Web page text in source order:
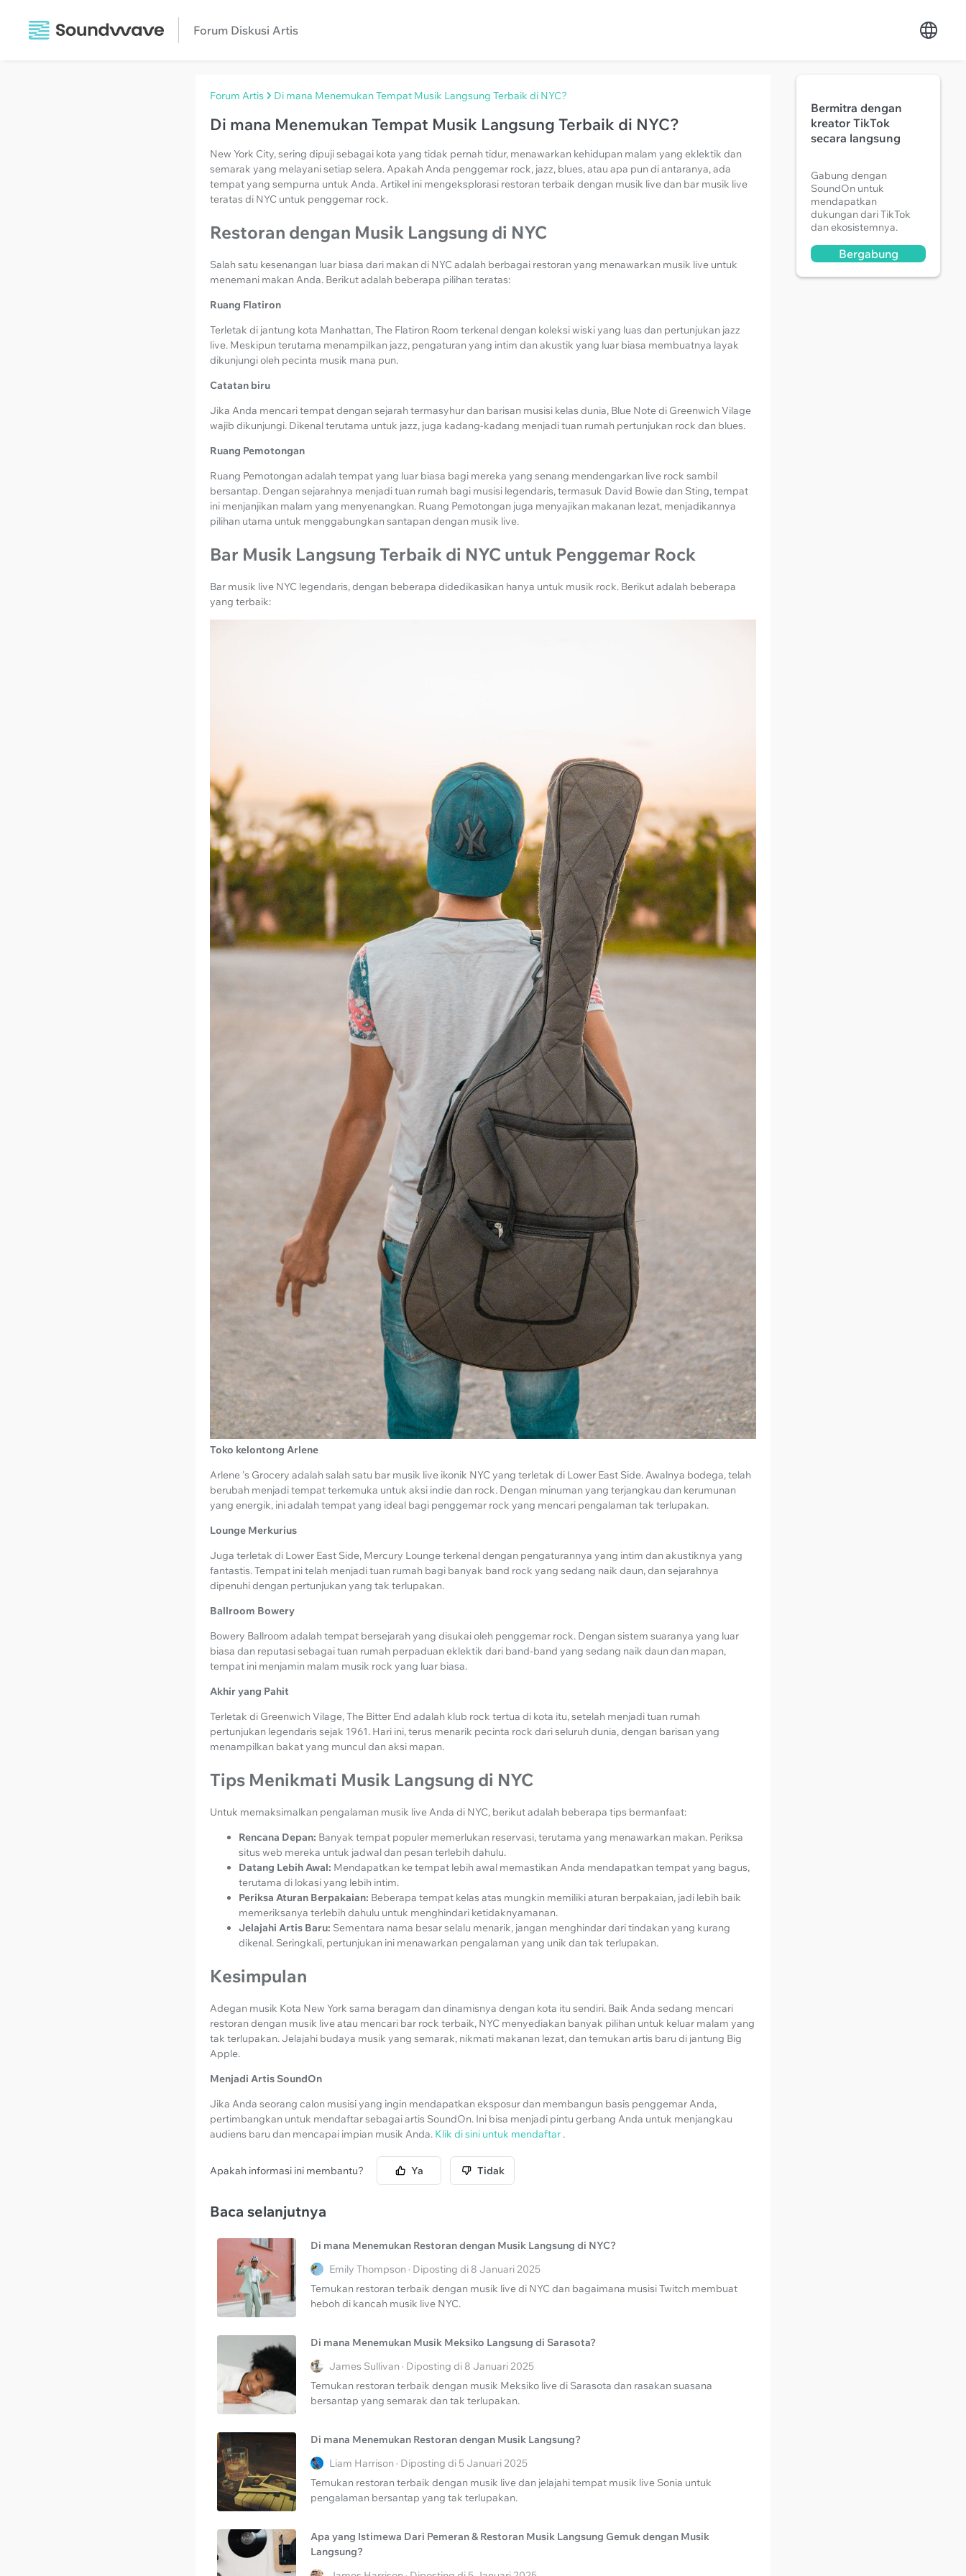
Forum Diskusi Artis
Forum Artis Di mana Menemukan Tempat Musik Langsung Terbaik di NYC?
Di mana Menemukan Tempat Musik Langsung Terbaik di NYC?
New York City, sering dipuji sebagai kota yang tidak pernah tidur, menawarkan kehidupan malam yang eklektik dan
semarak yang melayani setiap selera. Apakah Anda penggemar rock, jazz, blues, atau apa pun di antaranya, ada
tempat yang sempurna untuk Anda. Artikel ini mengeksplorasi restoran terbaik dengan musik live dan bar musik live
teratas di NYC untuk penggemar rock.
Restoran dengan Musik Langsung di NYC
Salah satu kesenangan luar biasa dari makan di NYC adalah berbagai restoran yang menawarkan musik live untuk
menemani makan Anda. Berikut adalah beberapa pilihan teratas:
Ruang Flatiron
Terletak di jantung kota Manhattan, The Flatiron Room terkenal dengan koleksi wiski yang luas dan pertunjukan jazz
live. Meskipun terutama menampilkan jazz, pengaturan yang intim dan akustik yang luar biasa membuatnya layak
dikunjungi oleh pecinta musik mana pun.
Catatan biru
Jika Anda mencari tempat dengan sejarah termasyhur dan barisan musisi kelas dunia, Blue Note di Greenwich Vilage
wajib dikunjungi. Dikenal terutama untuk jazz, juga kadang-kadang menjadi tuan rumah pertunjukan rock dan blues.
Ruang Pemotongan
Ruang Pemotongan adalah tempat yang luar biasa bagi mereka yang senang mendengarkan live rock sambil
bersantap. Dengan sejarahnya menjadi tuan rumah bagi musisi legendaris, termasuk David Bowie dan Sting, tempat
ini menjanjikan malam yang menyenangkan. Ruang Pemotongan juga menyajikan makanan lezat, menjadikannya
pilihan utama untuk menggabungkan santapan dengan musik live.
Bar Musik Langsung Terbaik di NYC untuk Penggemar Rock
Bar musik live NYC legendaris, dengan beberapa didedikasikan hanya untuk musik rock. Berikut adalah beberapa
yang terbaik:
Toko kelontong Arlene
Arlene 's Grocery adalah salah satu bar musik live ikonik NYC yang terletak di Lower East Side. Awalnya bodega, telah
berubah menjadi tempat terkemuka untuk aksi indie dan rock. Dengan minuman yang terjangkau dan kerumunan
yang energik, ini adalah tempat yang ideal bagi penggemar rock yang mencari pengalaman tak terlupakan.
Lounge Merkurius
Juga terletak di Lower East Side, Mercury Lounge terkenal dengan pengaturannya yang intim dan akustiknya yang
fantastis. Tempat ini telah menjadi tuan rumah bagi banyak band rock yang sedang naik daun, dan sejarahnya
dipenuhi dengan pertunjukan yang tak terlupakan.
Ballroom Bowery
Bowery Ballroom adalah tempat bersejarah yang disukai oleh penggemar rock. Dengan sistem suaranya yang luar
biasa dan reputasi sebagai tuan rumah perpaduan eklektik dari band-band yang sedang naik daun dan mapan,
tempat ini menjamin malam musik rock yang luar biasa.
Akhir yang Pahit
Terletak di Greenwich Vilage, The Bitter End adalah klub rock tertua di kota itu, setelah menjadi tuan rumah
pertunjukan legendaris sejak 1961. Hari ini, terus menarik pecinta rock dari seluruh dunia, dengan barisan yang
menampilkan bakat yang muncul dan aksi mapan.
Tips Menikmati Musik Langsung di NYC
Untuk memaksimalkan pengalaman musik live Anda di NYC, berikut adalah beberapa tips bermanfaat:
Rencana Depan: Banyak tempat populer memerlukan reservasi, terutama yang menawarkan makan. Periksa
situs web mereka untuk jadwal dan pesan terlebih dahulu.
Datang Lebih Awal: Mendapatkan ke tempat lebih awal memastikan Anda mendapatkan tempat yang bagus,
terutama di lokasi yang lebih intim.
Periksa Aturan Berpakaian: Beberapa tempat kelas atas mungkin memiliki aturan berpakaian, jadi lebih baik
memeriksanya terlebih dahulu untuk menghindari ketidaknyamanan.
Jelajahi Artis Baru: Sementara nama besar selalu menarik, jangan menghindar dari tindakan yang kurang
dikenal. Seringkali, pertunjukan ini menawarkan pengalaman yang unik dan tak terlupakan.
Kesimpulan
Adegan musik Kota New York sama beragam dan dinamisnya dengan kota itu sendiri. Baik Anda sedang mencari
restoran dengan musik live atau mencari bar rock terbaik, NYC menyediakan banyak pilihan untuk keluar malam yang
tak terlupakan. Jelajahi budaya musik yang semarak, nikmati makanan lezat, dan temukan artis baru di jantung Big
Apple.
Menjadi Artis SoundOn
Jika Anda seorang calon musisi yang ingin mendapatkan eksposur dan membangun basis penggemar Anda,
pertimbangkan untuk mendaftar sebagai artis SoundOn. Ini bisa menjadi pintu gerbang Anda untuk menjangkau
audiens baru dan mencapai impian musik Anda. Klik di sini untuk mendaftar .
Apakah informasi ini membantu? Ya Tidak
Baca selanjutnya
Di mana Menemukan Restoran dengan Musik Langsung di NYC?
Emily Thompson · Diposting di 8 Januari 2025
Temukan restoran terbaik dengan musik live di NYC dan bagaimana musisi Twitch membuat
heboh di kancah musik live NYC.
Di mana Menemukan Musik Meksiko Langsung di Sarasota?
James Sullivan · Diposting di 8 Januari 2025
Temukan restoran terbaik dengan musik Meksiko live di Sarasota dan rasakan suasana
bersantap yang semarak dan tak terlupakan.
Di mana Menemukan Restoran dengan Musik Langsung?
Liam Harrison · Diposting di 5 Januari 2025
Temukan restoran terbaik dengan musik live dan jelajahi tempat musik live Sonia untuk
pengalaman bersantap yang tak terlupakan.
Apa yang Istimewa Dari Pemeran & Restoran Musik Langsung Gemuk dengan Musik
Langsung?
Bermitra dengan
kreator TikTok
secara langsung
Gabung dengan
SoundOn untuk
mendapatkan
dukungan dari TikTok
dan ekosistemnya.
Bergabung